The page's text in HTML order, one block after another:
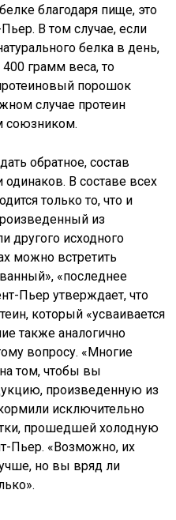
благодаря пище, это
В том случае, если
белка в день,
грамм веса, то
порошок
случае протеин
союзником.
обратное, состав
одинаков. В составе всех
только то, что и
из
другого исходного
можно встретить
«последнее
Пьер утверждает, что
который «усваивается
также аналогично
вопросу. «Многие
том, чтобы вы
произведенную из
исключительно
прошедшей холодную
Пьер. «Возможно, их
но вы вряд ли